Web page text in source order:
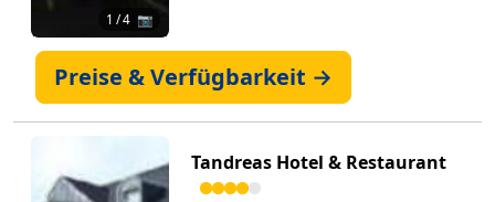
1 / 4 📷
Preise & Verfügbarkeit →
Tandreas Hotel & Restaurant